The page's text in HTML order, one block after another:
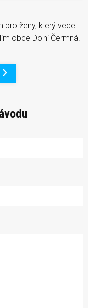
pro ženy, který vede
obce Dolní Čermná.